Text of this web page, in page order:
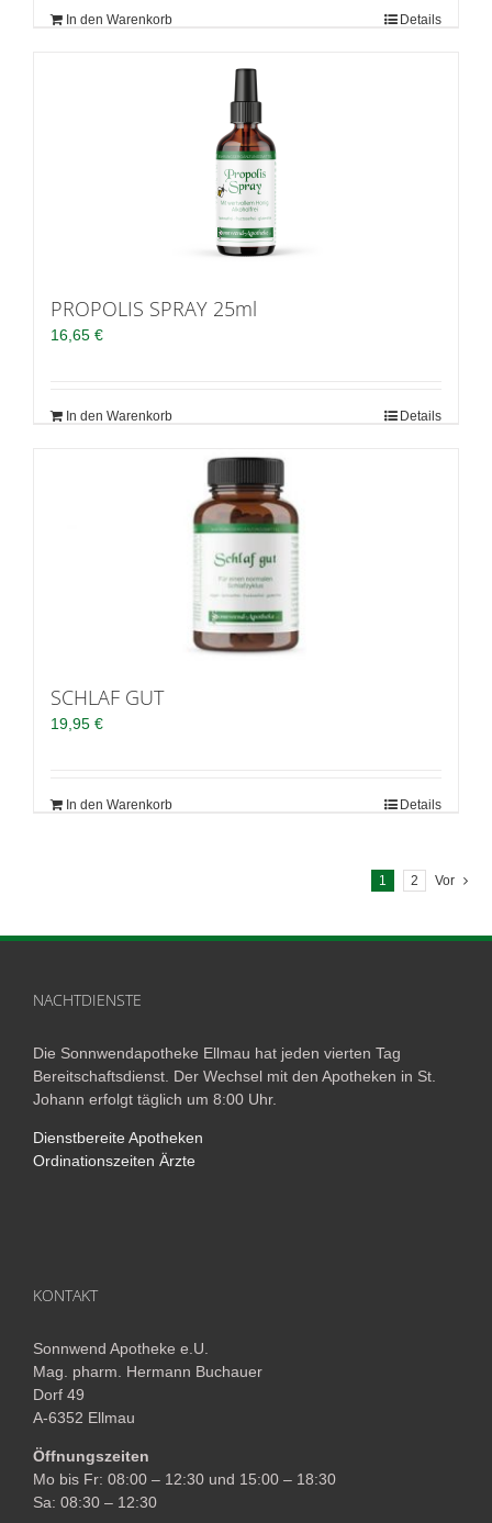
In den Warenkorb Details
PROPOLIS SPRAY 25ml
16,65 €
In den Warenkorb Details
SCHLAF GUT
19,95 €
In den Warenkorb Details
1 2 Vor
NACHTDIENSTE
Die Sonnwendapotheke Ellmau hat jeden vierten Tag
Bereitschaftsdienst. Der Wechsel mit den Apotheken in St.
Johann erfolgt täglich um 8:00 Uhr.
Dienstbereite Apotheken
Ordinationszeiten Ärzte
KONTAKT
Sonnwend Apotheke e.U.
Mag. pharm. Hermann Buchauer
Dorf 49
A-6352 Ellmau
Öffnungszeiten
Mo bis Fr: 08:00 – 12:30 und 15:00 – 18:30
Sa: 08:30 – 12:30